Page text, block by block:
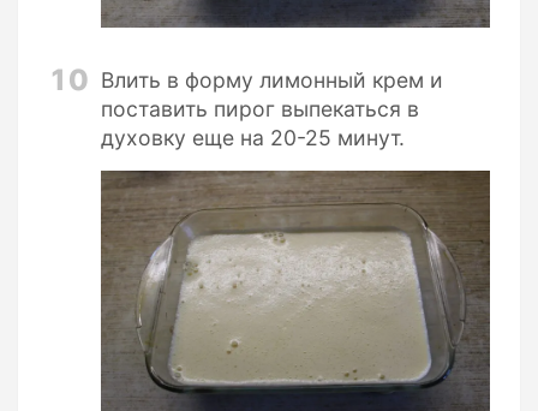
10 Влить в форму лимонный крем и
поставить пирог выпекаться в
духовку еще на 20-25 минут.